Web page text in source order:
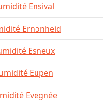
Ensival
Ernonheid
Esneux
Eupen
Evegnée